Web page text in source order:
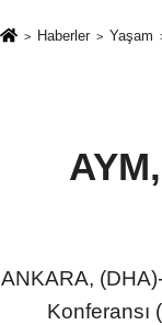
Haberler Yaşam
ANKARA,
Konferansı